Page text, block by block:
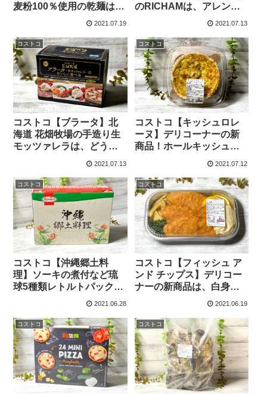
麦粉100％使用の乾麺は、
ツルツルでとっても美味
2021.07.19
のRICHAMは、アレンジ
色々保存食にも便利で
2021.07.13
コストコ
コストコ【ブラータ】北
海道 花畑牧場の手造り生
モッツァレラは、どうや
2021.07.13
コストコ
コストコ【キッシュロレ
ーヌ】デリコーナーの新
商品！ホールキッシュで
お家レストランがこれで
オシャレになりました！
2021.07.12
コストコ
コストコ【沖縄郷土料
理】ソーキの煮付など琉
球5種類レトルトパック
が、ギフトにも便利な箱
2021.06.28
コストコ
コストコ【フィッシュ ア
ンド チップス】デリコー
ナーの新商品は、白身魚
のフライとポテトの
す。
2021.06.19
コストコ コストコ